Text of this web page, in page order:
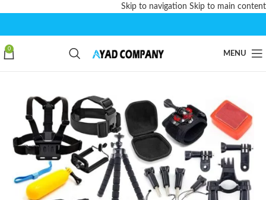
Skip to navigation Skip to main content
MENU
0